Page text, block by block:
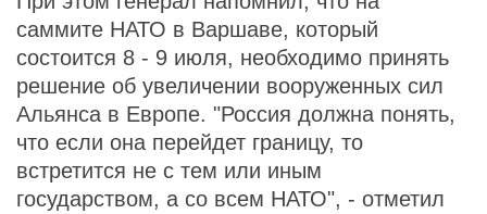
саммите НАТО в Варшаве, который
состоится 8 - 9 июля, необходимо принять
решение об увеличении вооруженных сил
Альянса в Европе. "Россия должна понять,
что если она перейдет границу, то
встретится не с тем или иным
государством, а со всем НАТО", - отметил